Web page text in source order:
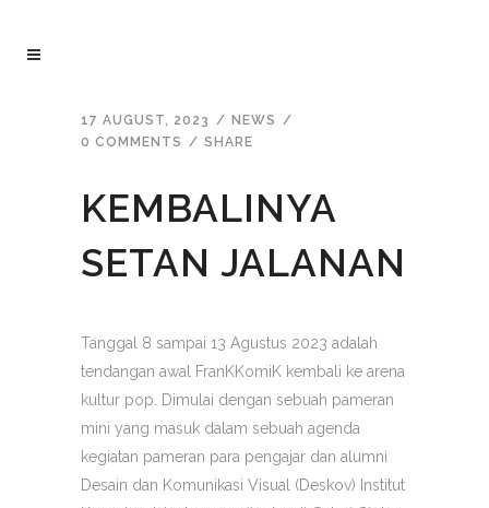
17 AUGUST, 2023
NEWS
0 COMMENTS
SHARE
KEMBALINYA
SETAN JALANAN
Tanggal 8 sampai 13 Agustus 2023 adalah
tendangan awal FranKKomiK kembali ke arena
kultur pop. Dimulai dengan sebuah pameran
mini yang masuk dalam sebuah agenda
kegiatan pameran para pengajar dan alumni
Desain dan Komunikasi Visual (Deskov) Institut